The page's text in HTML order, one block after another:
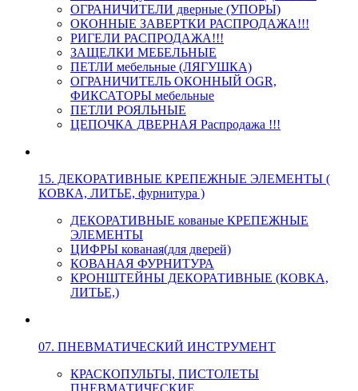
ОГРАНИЧИТЕЛИ дверные (УПОРЫ)
ОКОННЫЕ ЗАВЕРТКИ РАСПРОДАЖА!!!
РИГЕЛИ РАСПРОДАЖА!!!
ЗАЩЕЛКИ МЕБЕЛЬНЫЕ
ПЕТЛИ мебельные (ЛЯГУШКА)
ОГРАНИЧИТЕЛЬ ОКОННЫЙ OGR,
ФИКСАТОРЫ мебельные
ПЕТЛИ РОЯЛЬНЫЕ
ЦЕПОЧКА ДВЕРНАЯ Распродажа !!!
15. ДЕКОРАТИВНЫЕ КРЕПЕЖНЫЕ ЭЛЕМЕНТЫ (
КОВКА, ЛИТЬЕ, фурнитура )
ДЕКОРАТИВНЫЕ кованые КРЕПЕЖНЫЕ
ЭЛЕМЕНТЫ
ЦИФРЫ кованая(для дверей)
КОВАНАЯ ФУРНИТУРА
КРОНШТЕЙНЫ ДЕКОРАТИВНЫЕ (КОВКА,
ЛИТЬЕ,)
07. ПНЕВМАТИЧЕСКИЙ ИНСТРУМЕНТ
КРАСКОПУЛЬТЫ, ПИСТОЛЕТЫ
ПНЕВМАТИЧЕСКИЕ